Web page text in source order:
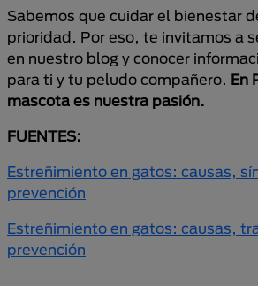
Sabemos que cuidar el bienestar
prioridad. Por eso, te invitamos a
en nuestro blog y conocer
para ti y tu peludo compañero. En
mascota es nuestra pasión.
FUENTES:
Estreñimiento en gatos: causas,
prevención
Estreñimiento en gatos: causas,
prevención